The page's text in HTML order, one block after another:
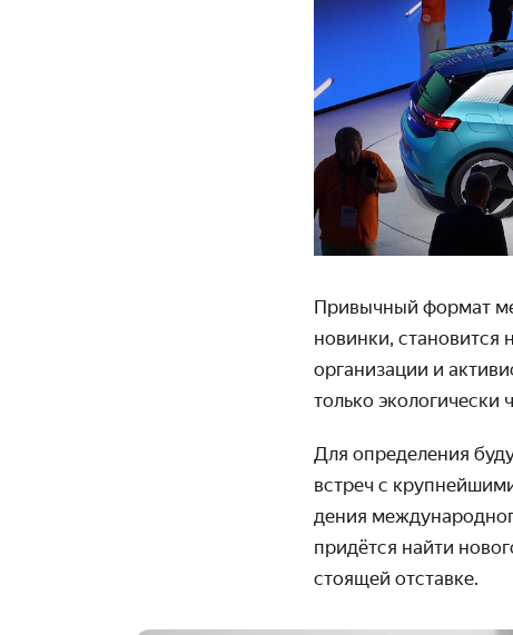
Привычный формат
новинки, становится
органи­зации и
только экологи­чески
Для определения
встреч с
дения
придётся найти
стоящей отставке.